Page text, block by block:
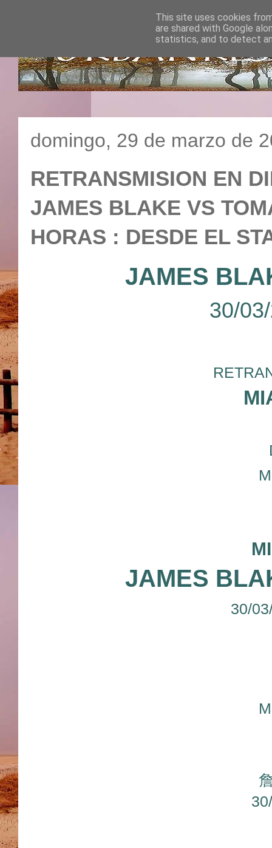
domingo, 29 de marzo de
RETRANSMISION EN
JAMES BLAKE VS
HORAS : DESDE EL
JAMES
30/
JAMES
30/
This site uses cookies
are shared with Google
statistics, and to detect